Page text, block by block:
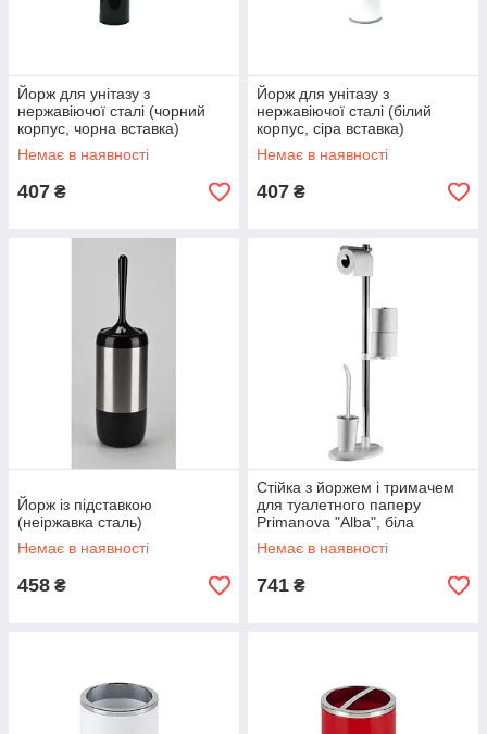
Йорж для унітазу з
нержавіючої сталі (чорний
корпус, чорна вставка)
Primanova
Немає в наявності
407 ₴
Йорж для унітазу з
нержавіючої сталі (білий
корпус, сіра вставка)
Primanova
Немає в наявності
407 ₴
Йорж із підставкою
(неіржавка сталь)
Немає в наявності
458 ₴
Стійка з йоржем і тримачем
для туалетного паперу
Primanova "Alba", біла
Немає в наявності
741 ₴